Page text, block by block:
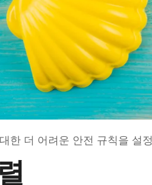
한 더 어려운 안전 규칙을 설